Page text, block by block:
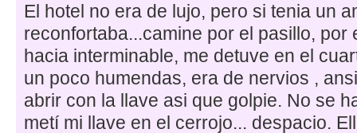
El hotel no era de lujo, pero si tenia un
reconfortaba...camine por el pasillo, por
hacia interminable, me detuve en el
un poco humendas, era de nervios ,
abrir con la llave asi que golpie. No se
metí mi llave en el cerrojo... despacio.